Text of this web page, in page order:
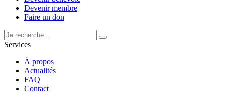
Devenir membre
Faire un don
Services
À propos
Actualités
FAQ
Contact